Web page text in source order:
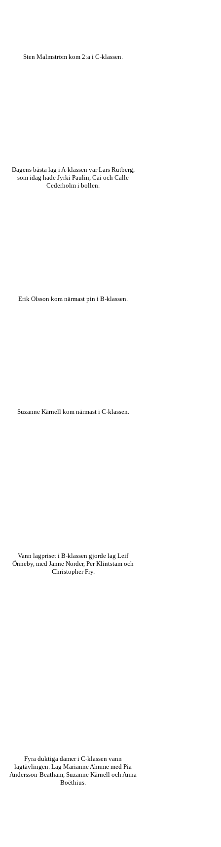
Sten Malmström kom 2:a i C-klassen.
Dagens bästa lag i A-klassen var Lars Rutberg,
som idag hade Jyrki Paulin, Cai och Calle
Cederholm i bollen.
Erik Olsson kom närmast pin i B-klassen.
Suzanne Kärnell kom närmast i C-klassen.
Vann lagpriset i B-klassen gjorde lag Leif
Önneby, med Janne Norder, Per Klintstam och
Christopher Fry.
Fyra duktiga damer i C-klassen vann
lagtävlingen. Lag Marianne Ahnme med Pia
Andersson-Beatham, Suzanne Kärnell och Anna
Boëthius.